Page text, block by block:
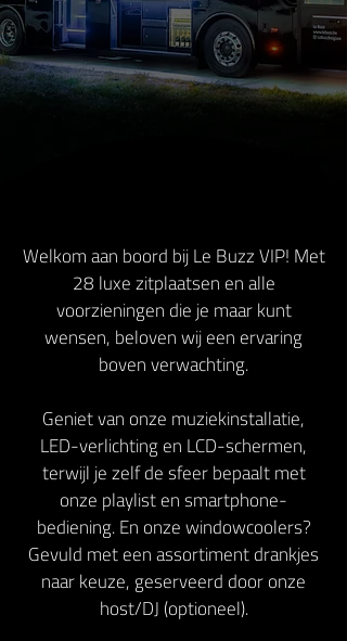
Welkom aan boord bij Le Buzz VIP! Met
28 luxe zitplaatsen en alle
voorzieningen die je maar kunt
wensen, beloven wij een ervaring
boven verwachting.
Geniet van onze muziekinstallatie,
LED-verlichting en LCD-schermen,
terwijl je zelf de sfeer bepaalt met
onze playlist en smartphone-
bediening. En onze windowcoolers?
Gevuld met een assortiment drankjes
naar keuze, geserveerd door onze
host/DJ (optioneel).